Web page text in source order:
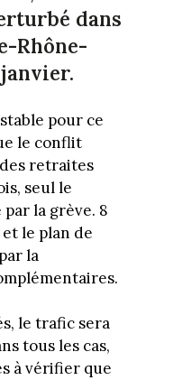
dans
Rhône-
pour ce
le conflit
retraites
seul le
la grève. 8
le plan de
la
le trafic sera
tous les cas,
à vérifier que